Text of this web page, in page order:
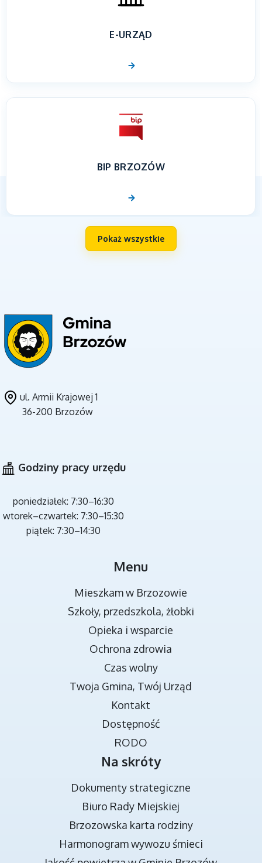
E-URZĄD
BIP BRZOZÓW
MIEJSCA REKREACJI
TRANSMISJA OBRAD RADY MIEJSKIEJ
DOKUMENTY STRATEGICZNE
Pokaż wszystkie
ul. Armii Krajowej 1
36-200 Brzozów
Godziny pracy urzędu
poniedziałek: 7:30–16:30
wtorek–czwartek: 7:30–15:30
piątek: 7:30–14:30
Menu
Mieszkam w Brzozowie
Szkoły, przedszkola, żłobki
Opieka i wsparcie
Ochrona zdrowia
Czas wolny
Twoja Gmina, Twój Urząd
Kontakt
Dostępność
RODO
Na skróty
Dokumenty strategiczne
Biuro Rady Miejskiej
Brzozowska karta rodziny
Harmonogram wywozu śmieci